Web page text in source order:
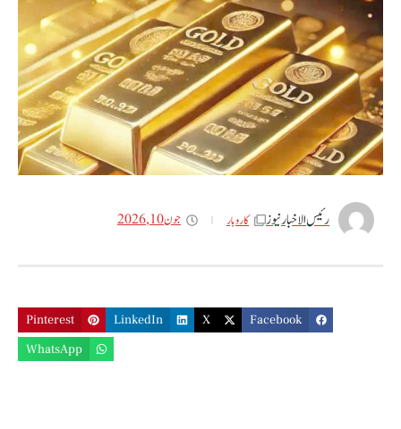
رئیس الاخبار نیوز کاروبار جون 10, 2026
Facebook
X
LinkedIn
Pinterest
WhatsApp